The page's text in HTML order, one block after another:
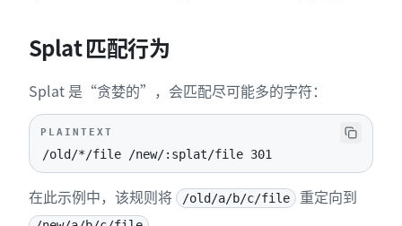
Splat 匹配行为
Splat 是“贪婪的”，会匹配尽可能多的字符：
PLAINTEXT
/old/*/file /new/:splat/file 301
在此示例中，该规则将 /old/a/b/c/file 重定向到